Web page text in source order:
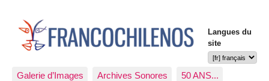
Langues du
site
Galerie d’Images Archives Sonores 50 ANS...